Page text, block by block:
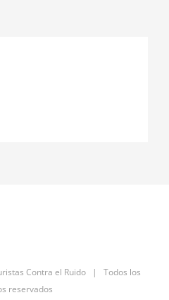
Contra el Ruido | Todos los
reservados